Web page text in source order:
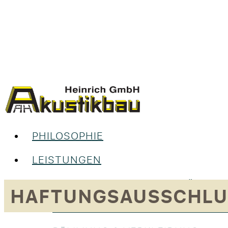
PHILOSOPHIE
LEISTUNGEN
UNSERE LEISTUNGEN IM
RAUMGESTALTUNG &